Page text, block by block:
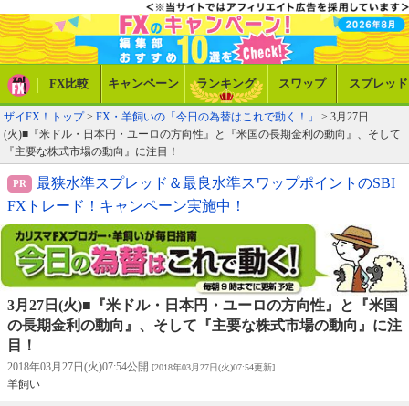
FX比較 キャンペーン ランキング スワップ スプレッド
ザイFX！トップ> FX・羊飼いの「今日の為替はこれで動く！」
> 3月27日
(火)■『米ドル・日本円・ユーロの方向性』と『米国の長期金利の動向』、そして
『主要な株式市場の動向』に注目！
最狭水準スプレッド＆最良水準スワップポイントのSBI
FXトレード！キャンペーン実施中！
3月27日(火)■『米ドル・日本円・ユーロの方向性』と『米国
の長期金利の動向』、そして『主要な株式市場の動向』に注
目！
2018年03月27日(火)07:54公開 [2018年03月27日(火)07:54更新]
羊飼い